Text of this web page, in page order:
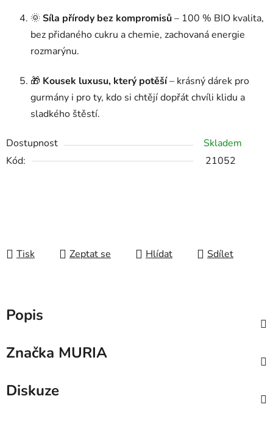
🌞 Síla přírody bez kompromisů– 100 % BIO kvalita,
bez přidaného cukru a chemie, zachovaná energie
rozmarýnu.
🎁 Kousek luxusu, který potěší– krásný dárek pro
gurmány i pro ty, kdo si chtějí dopřát chvíli klidu a
sladkého štěstí.
Dostupnost
Skladem
Kód:
21052
Tisk Zeptat se Hlídat Sdílet
Popis
Značka MURIA
Diskuze